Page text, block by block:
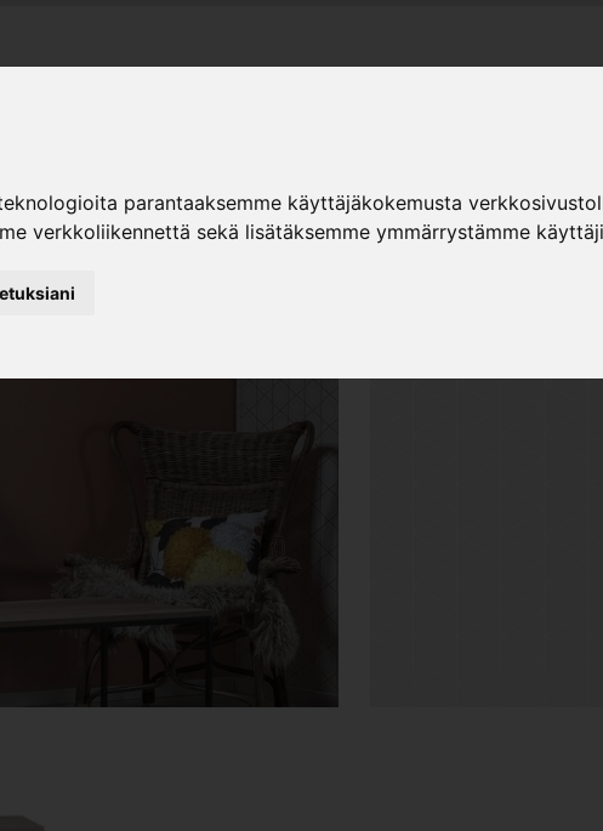
parantaaksemme käyttäjäkokemusta
verkkoliikennettä sekä lisätäksemme ymmärrystämme
Produkter Sortiment Hiipakka Återförsäljare